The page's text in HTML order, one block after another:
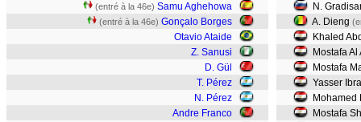
(entré à la 46e) Samu Aghehowa
(entré à la 46e) Gonçalo Borges
Otavio Ataide
Z. Sanusi
D. Gül
T. Pérez
N. Pérez
Andre Franco
N.
A. Dieng
Khaled
Mostafa Al
Mostafa
Yasser
Mohamed
Mostafa